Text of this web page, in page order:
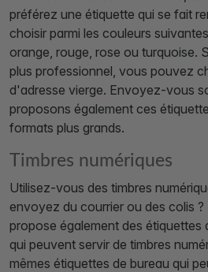
préférez une étiquette qui se fait
choisir parmi les couleurs
orange, rouge, rose ou turquoise.
plus professionnel, vous pouvez
d'adresse vierge. Envoyez-vous
proposons également ces
formats plus grands.
Timbres numériques
Utilisez-vous des timbres
envoyez du courrier ou des colis
propose également des étiquettes
qui peuvent servir de timbres
mêmes étiquettes de bureau qui